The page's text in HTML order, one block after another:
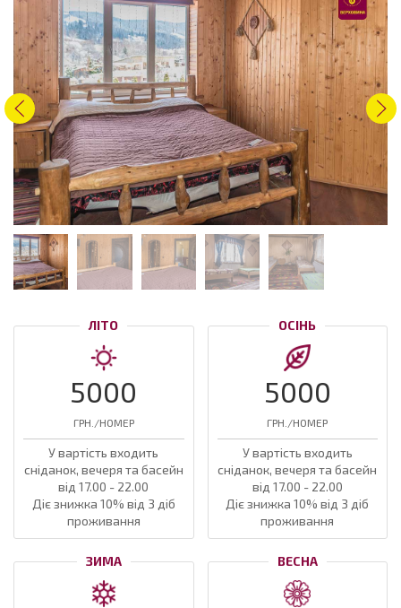
ЛІТО
5000
ГРН./НОМЕР
У вартість входить
сніданок, вечеря та басейн
від 17.00 - 22.00
Діє знижка 10% від 3 діб
проживання
ОСІНЬ
5000
ГРН./НОМЕР
У вартість входить
сніданок, вечеря та басейн
від 17.00 - 22.00
Діє знижка 10% від 3 діб
проживання
ЗИМА ВЕСНА